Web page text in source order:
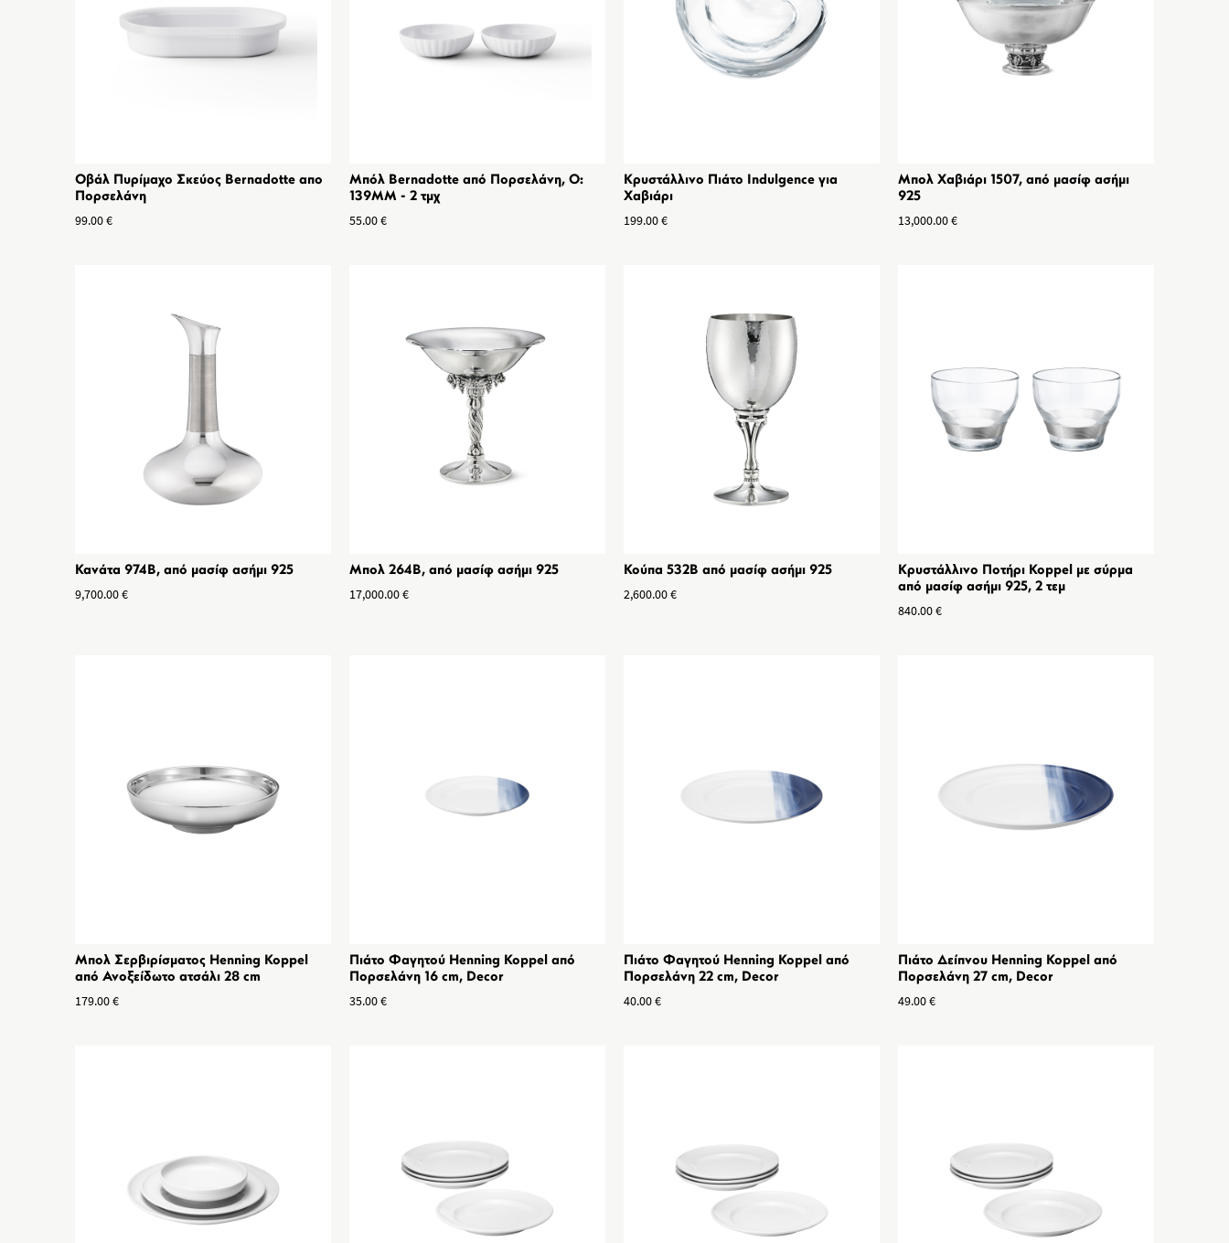
Οβάλ Πυρίμαχο Σκεύος Bernadotte απο
Πορσελάνη
99.00€
Μπόλ Bernadotte από Πορσελάνη, O:
139MM - 2 τμχ
55.00€
Κρυστάλλινο Πιάτο Indulgence για
Χαβιάρι
199.00€
Μπολ Χαβιάρι 1507, από μασίφ ασήμι
925
13,000.00€
Κανάτα 974B, από μασίφ ασήμι 925
9,700.00€
Μπολ 264B, από μασίφ ασήμι 925
17,000.00€
Κούπα 532Β από μασίφ ασήμι 925
2,600.00€
Κρυστάλλινο Ποτήρι Koppel με σύρμα
από μασίφ ασήμι 925, 2 τεμ
840.00€
Μπολ Σερβιρίσματος Henning Koppel
από Ανοξείδωτο ατσάλι 28 cm
179.00€
Πιάτο Φαγητού Henning Koppel από
Πορσελάνη 16 cm, Decor
35.00€
Πιάτο Φαγητού Henning Koppel από
Πορσελάνη 22 cm, Decor
40.00€
Πιάτο Δείπνου Henning Koppel από
Πορσελάνη 27 cm, Decor
49.00€